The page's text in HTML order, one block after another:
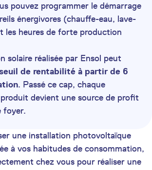
pouvez programmer le démarrage
énergivores (chauffe-eau, lave-
les heures de forte production
solaire réalisée par Ensol peut
de rentabilité à partir de 6
. Passé ce cap, chaque
devient une source de profit
foyer.
une installation photovoltaïque
à vos habitudes de consommation,
chez vous pour réaliser une